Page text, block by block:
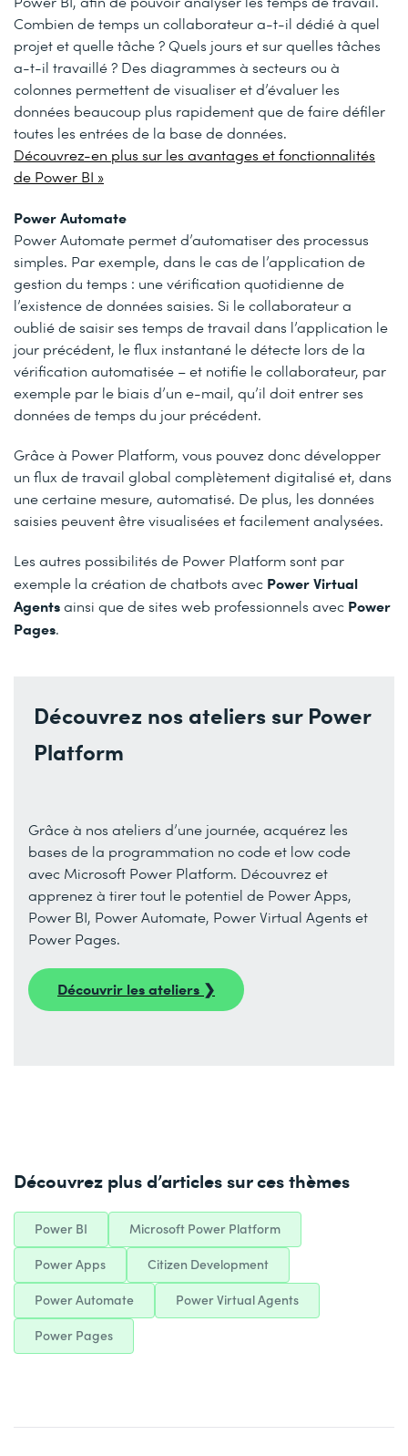
Combien de temps un collaborateur a-t-il dédié à quel
projet et quelle tâche ? Quels jours et sur quelles tâches
a-t-il travaillé ? Des diagrammes à secteurs ou à
colonnes permettent de visualiser et d’évaluer les
données beaucoup plus rapidement que de faire défiler
toutes les entrées de la base de données.
Découvrez-en plus sur les avantages et fonctionnalités
de Power BI »
Power Automate
Power Automate permet d’automatiser des processus
simples. Par exemple, dans le cas de l’application de
gestion du temps : une vérification quotidienne de
l’existence de données saisies. Si le collaborateur a
oublié de saisir ses temps de travail dans l’application le
jour précédent, le flux instantané le détecte lors de la
vérification automatisée – et notifie le collaborateur, par
exemple par le biais d’un e-mail, qu’il doit entrer ses
données de temps du jour précédent.
Grâce à Power Platform, vous pouvez donc développer
un flux de travail global complètement digitalisé et, dans
une certaine mesure, automatisé. De plus, les données
saisies peuvent être visualisées et facilement analysées.
Les autres possibilités de Power Platform sont par
exemple la création de chatbots avec Power Virtual
Agentsainsi que de sites web professionnels avec Power
Pages.
Découvrez nos ateliers sur Power
Platform
Grâce à nos ateliers d’une journée, acquérez les
bases de la programmation no code et low code
avec Microsoft Power Platform. Découvrez et
apprenez à tirer tout le potentiel de Power Apps,
Power BI, Power Automate, Power Virtual Agents et
Power Pages.
Découvrir les ateliers ❯
Découvrez plus d’articles sur ces thèmes
Power BI Microsoft Power Platform
Power Apps Citizen Development
Power Automate Power Virtual Agents
Power Pages